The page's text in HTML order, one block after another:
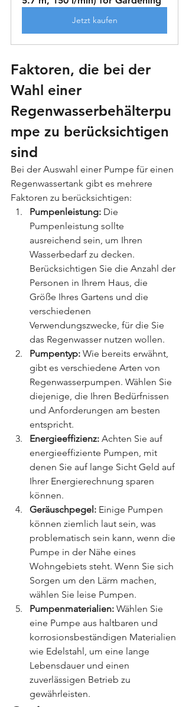
Jetzt kaufen
Faktoren, die bei der
Wahl einer
Regenwasserbehälterpu
mpe zu berücksichtigen
sind
Bei der Auswahl einer Pumpe für einen
Regenwassertank gibt es mehrere
Faktoren zu berücksichtigen:
Pumpenleistung: Die
Pumpenleistung sollte
ausreichend sein, um Ihren
Wasserbedarf zu decken.
Berücksichtigen Sie die Anzahl der
Personen in Ihrem Haus, die
Größe Ihres Gartens und die
verschiedenen
Verwendungszwecke, für die Sie
das Regenwasser nutzen wollen.
Pumpentyp: Wie bereits erwähnt,
gibt es verschiedene Arten von
Regenwasserpumpen. Wählen Sie
diejenige, die Ihren Bedürfnissen
und Anforderungen am besten
entspricht.
Energieeffizienz: Achten Sie auf
energieeffiziente Pumpen, mit
denen Sie auf lange Sicht Geld auf
Ihrer Energierechnung sparen
können.
Geräuschpegel: Einige Pumpen
können ziemlich laut sein, was
problematisch sein kann, wenn die
Pumpe in der Nähe eines
Wohngebiets steht. Wenn Sie sich
Sorgen um den Lärm machen,
wählen Sie leise Pumpen.
Pumpenmaterialien: Wählen Sie
eine Pumpe aus haltbaren und
korrosionsbeständigen Materialien
wie Edelstahl, um eine lange
Lebensdauer und einen
zuverlässigen Betrieb zu
gewährleisten.